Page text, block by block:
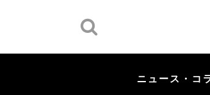
ニュース・コ